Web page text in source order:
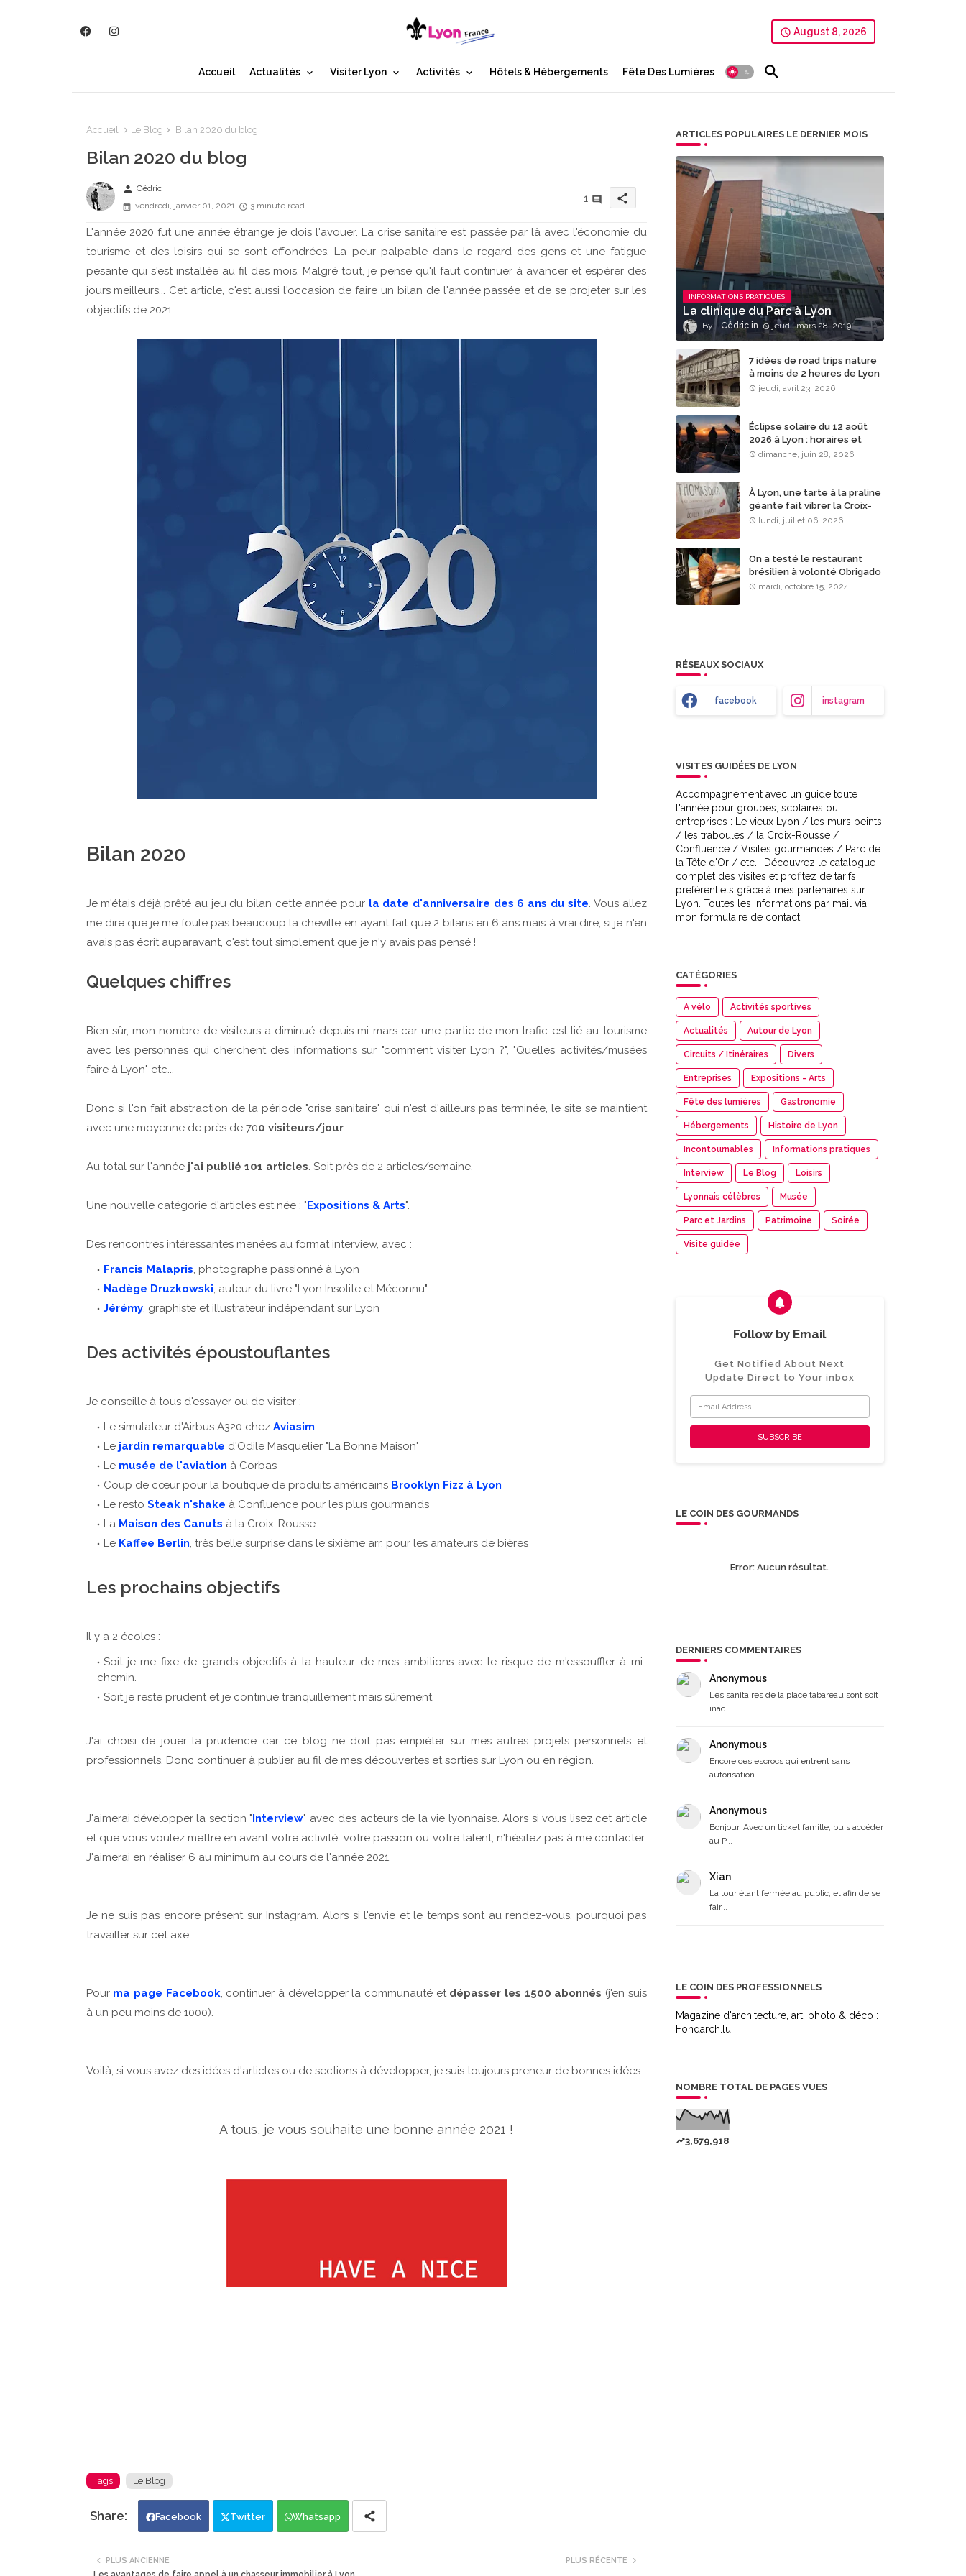
August 8, 2026
Accueil Actualités Visiter Lyon Activités Hôtels & Hébergements Fête Des Lumières
Accueil Le Blog Bilan 2020 du blog
Bilan 2020 du blog
person Cédric
vendredi, janvier 01, 2021
3 minute read
1 share
L'année 2020 fut une année étrange je dois l'avouer. La crise sanitaire est passée par là avec l'économie du
tourisme et des loisirs qui se sont effondrées. La peur palpable dans le regard des gens et une fatigue
pesante qui s'est installée au fil des mois. Malgré tout, je pense qu'il faut continuer à avancer et espérer des
jours meilleurs... Cet article, c'est aussi l'occasion de faire un bilan de l'année passée et de se projeter sur les
objectifs de 2021.
Bilan 2020
Je m'étais déjà prêté au jeu du bilan cette année pour la date d'anniversaire des 6 ans du site . Vous allez
me dire que je me foule pas beaucoup la cheville en ayant fait que 2 bilans en 6 ans mais à vrai dire, si je n'en
avais pas écrit auparavant, c'est tout simplement que je n'y avais pas pensé !
Quelques chiffres
Bien sûr, mon nombre de visiteurs a diminué depuis mi-mars car une partie de mon trafic est lié au tourisme
avec les personnes qui cherchent des informations sur "comment visiter Lyon ?", "Quelles activités/musées
faire à Lyon" etc...
Donc si l'on fait abstraction de la période "crise sanitaire" qui n'est d'ailleurs pas terminée, le site se maintient
avec une moyenne de près de 700 visiteurs/jour.
Au total sur l'année j'ai publié 101 articles Soit près de 2 articles/semaine.
Une nouvelle catégorie d'articles est née : "Expositions & Arts".
Des rencontres intéressantes menées au format interview, avec :
Francis Malapris , photographe passionné à Lyon
Nadège Druzkowski , auteur du livre "Lyon Insolite et Méconnu"
Jérémy, graphiste et illustrateur indépendant sur Lyon
Des activités époustouflantes
Je conseille à tous d'essayer ou de visiter :
Le simulateur d'Airbus A320 chez Aviasim
Le jardin remarquable d'Odile Masquelier "La Bonne Maison"
Le musée de l'aviation à Corbas
Coup de cœur pour la boutique de produits américains Brooklyn Fizz à Lyon
Le resto Steak n'shake à Confluence pour les plus gourmands
La Maison des Canuts à la Croix-Rousse
Le Kaffee Berlin , très belle surprise dans le sixième arr. pour les amateurs de bières
Les prochains objectifs
Il y a 2 écoles :
Soit je me fixe de grands objectifs à la hauteur de mes ambitions avec le risque de m'essouffler à mi-
chemin.
Soit je reste prudent et je continue tranquillement mais sûrement.
J'ai choisi de jouer la prudence car ce blog ne doit pas empiéter sur mes autres projets personnels et
professionnels. Donc continuer à publier au fil de mes découvertes et sorties sur Lyon ou en région.
J'aimerai développer la section "Interview" avec des acteurs de la vie lyonnaise. Alors si vous lisez cet article
et que vous voulez mettre en avant votre activité, votre passion ou votre talent, n'hésitez pas à me contacter.
J'aimerai en réaliser 6 au minimum au cours de l'année 2021.
Je ne suis pas encore présent sur Instagram. Alors si l'envie et le temps sont au rendez-vous, pourquoi pas
travailler sur cet axe.
Pour ma page Facebook , continuer à développer la communauté et dépasser les 1500 abonnés (j'en suis
à un peu moins de 1000).
Voilà, si vous avez des idées d'articles ou de sections à développer, je suis toujours preneur de bonnes idées.
A tous, je vous souhaite une bonne année 2021 !
Tags Le Blog
Facebook Twitter Whatsapp
PLUS RÉCENTE
PLUS ANCIENNE
ARTICLES POPULAIRES LE DERNIER MOIS
INFORMATIONS PRATIQUES
La clinique du Parc à Lyon
Cédric jeudi, mars 28, 2019
7 idées de road trips nature
à moins de 2 heures de Lyon
jeudi, avril 23, 2026
Éclipse solaire du 12 août
2026 à Lyon : horaires et
lieux d’observation
dimanche, juin 28, 2026
À Lyon, une tarte à la praline
géante fait vibrer la Croix-
Rousse
lundi, juillet 06, 2026
On a testé le restaurant
brésilien à volonté Obrigado
Rodizio à Lyon
mardi, octobre 15, 2024
RÉSEAUX SOCIAUX
facebook instagram
VISITES GUIDÉES DE LYON
Accompagnement avec un guide toute
l'année pour groupes, scolaires ou
entreprises : Le vieux Lyon / les murs peints
/ les traboules / la Croix-Rousse /
Confluence / Visites gourmandes / Parc de
la Tête d'Or / etc... Découvrez le catalogue
complet des visites et profitez de tarifs
préférentiels grâce à mes partenaires sur
Lyon. Toutes les informations par mail via
mon formulaire de contact.
CATÉGORIES
A vélo Activités sportives
Actualités Autour de Lyon
Circuits / Itinéraires Divers
Entreprises Expositions - Arts
Fête des lumières Gastronomie
Hébergements Histoire de Lyon
Incontournables Informations pratiques
Interview Le Blog Loisirs
Lyonnais célèbres Musée
Parc et Jardins Patrimoine Soirée
Visite guidée
Follow by Email
Get Notified About Next
Update Direct to Your inbox
LE COIN DES GOURMANDS
Error: Aucun résultat.
DERNIERS COMMENTAIRES
Anonymous
Les sanitaires de la place tabareau sont soit
inac...
Anonymous
Encore ces escrocs qui entrent sans
autorisation ...
Anonymous
Bonjour, Avec un ticket famille, puis accéder
au P...
Xian
La tour étant fermée au public, et afin de se
fair...
LE COIN DES PROFESSIONNELS
Magazine d'architecture, art, photo & déco :
Fondarch.lu
NOMBRE TOTAL DE PAGES VUES
3,679,918